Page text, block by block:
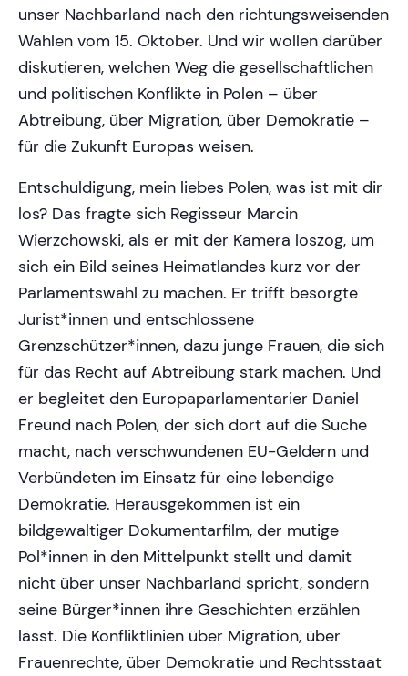
unser Nachbarland nach den richtungsweisenden
Wahlen vom 15. Oktober. Und wir wollen darüber
diskutieren, welchen Weg die gesellschaftlichen
und politischen Konflikte in Polen – über
Abtreibung, über Migration, über Demokratie –
für die Zukunft Europas weisen.
Entschuldigung, mein liebes Polen, was ist mit dir
los? Das fragte sich Regisseur Marcin
Wierzchowski, als er mit der Kamera loszog, um
sich ein Bild seines Heimatlandes kurz vor der
Parlamentswahl zu machen. Er trifft besorgte
Jurist*innen und entschlossene
Grenzschützer*innen, dazu junge Frauen, die sich
für das Recht auf Abtreibung stark machen. Und
er begleitet den Europaparlamentarier Daniel
Freund nach Polen, der sich dort auf die Suche
macht, nach verschwundenen EU-Geldern und
Verbündeten im Einsatz für eine lebendige
Demokratie. Herausgekommen ist ein
bildgewaltiger Dokumentarfilm, der mutige
Pol*innen in den Mittelpunkt stellt und damit
nicht über unser Nachbarland spricht, sondern
seine Bürger*innen ihre Geschichten erzählen
lässt. Die Konfliktlinien über Migration, über
Frauenrechte, über Demokratie und Rechtsstaat